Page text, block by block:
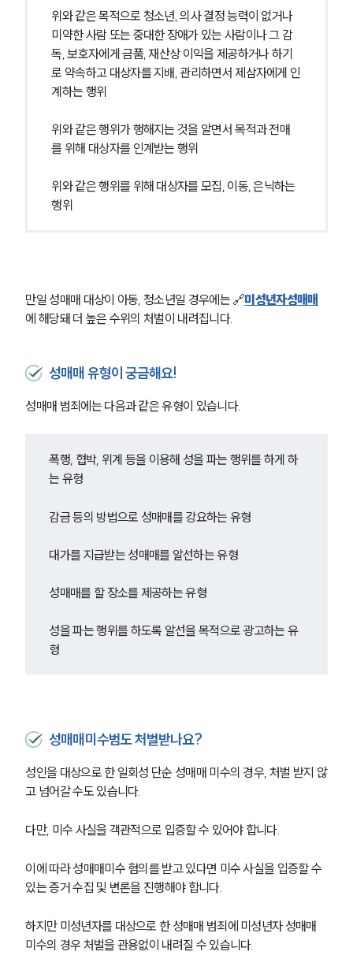
위와 같은 목적으로 청소년, 의사 결정 능력이 없거나
미약한 사람 또는 중대한 장애가 있는 사람이나 그 감
독, 보호자에게 금품, 재산상 이익을 제공하거나 하기
로 약속하고 대상자를 지배, 관리하면서 제삼자에게 인
계하는 행위
위와 같은 행위가 행해지는 것을 알면서 목적과 전매
를 위해 대상자를 인계받는 행위
위와 같은 행위를 위해 대상자를 모집, 이동, 은닉하는
행위
만일 성매매 대상이 아동, 청소년일 경우에는 🔗미성년자성매매
에 해당돼 더 높은 수위의 처벌이 내려집니다.
성매매 유형이 궁금해요!
성매매 범죄에는 다음과 같은 유형이 있습니다.
폭행, 협박, 위계 등을 이용해 성을 파는 행위를 하게 하
는 유형
감금 등의 방법으로 성매매를 강요하는 유형
대가를 지급받는 성매매를 알선하는 유형
성매매를 할 장소를 제공하는 유형
성을 파는 행위를 하도록 알선을 목적으로 광고하는 유
형
성매매미수범도 처벌받나요?
성인을 대상으로 한 일회성 단순 성매매 미수의 경우, 처벌 받지 않
고 넘어갈 수도 있습니다.
다만, 미수 사실을 객관적으로 입증할 수 있어야 합니다.
이에 따라 성매매미수 혐의를 받고 있다면 미수 사실을 입증할 수
있는 증거 수집 및 변론을 진행해야 합니다.
하지만 미성년자를 대상으로 한 성매매 범죄에 미성년자 성매매
미수의 경우 처벌을 관용없이 내려질 수 있습니다.